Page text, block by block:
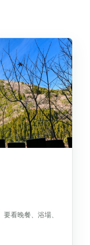
看晚餐、浴場、